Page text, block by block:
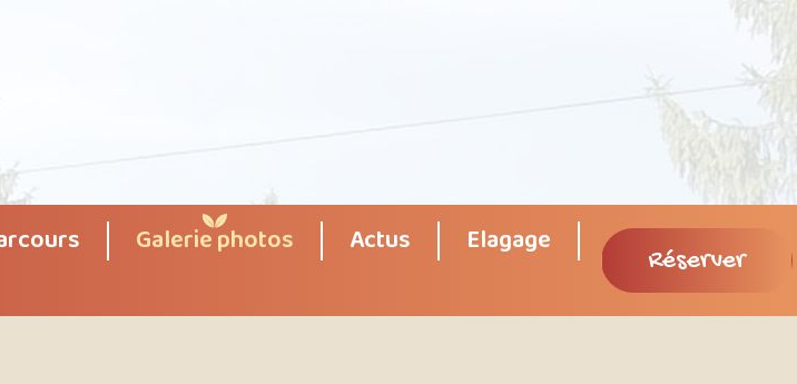
Galerie photos Actus
Elagage
Réserver